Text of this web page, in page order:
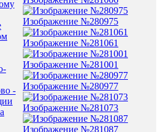
-
Изображение №280975
Изображение №281061
Изображение №281001
Изображение №280977
Изображение №281073
Изображение №281087